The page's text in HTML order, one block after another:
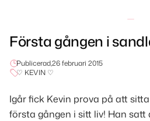
Första gången i
Publicerad,26 februari 2015
♡ KEVIN ♡
Igår fick Kevin prova på att
första gången i sitt liv! Han